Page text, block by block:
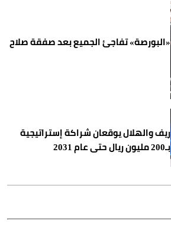
«البورصة» تفاجئ الجميع بعد صفقة صلاح
ريف والهلال يوقعان شراكة إستراتيجية
بـ200 مليون ريال حتى عام 2031